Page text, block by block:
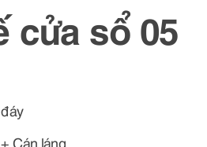
cửa sổ 05
Cán láng